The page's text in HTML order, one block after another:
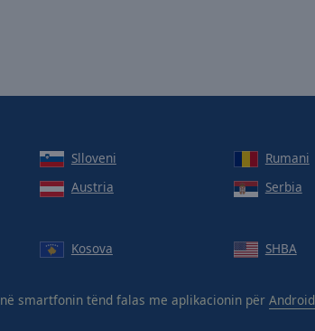
Slloveni Rumani
Austria Serbia
Kosova SHBA
në smartfonin tënd falas me aplikacionin për Android